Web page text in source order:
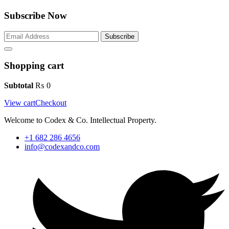
Subscribe Now
Subscribe
Shopping cart
Subtotal ₨ 0
View cartCheckout
Welcome to Codex & Co. Intellectual Property.
+1 682 286 4656
info@codexandco.com